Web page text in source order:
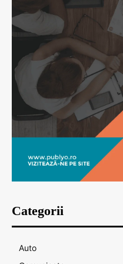
Categorii
Auto